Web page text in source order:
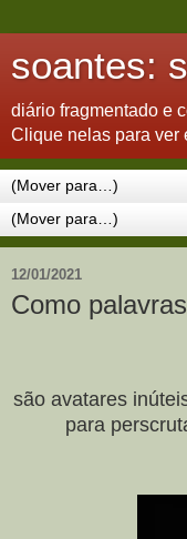
soantes:
diário fragmentado e
Clique nelas para ver
12/01/2021
Como
são avatares
para